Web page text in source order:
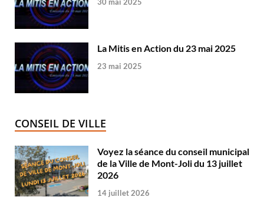
La Mitis en Action du 23 mai 2025
23 mai 2025
CONSEIL DE VILLE
Voyez la séance du conseil municipal
de la Ville de Mont-Joli du 13 juillet
2026
14 juillet 2026